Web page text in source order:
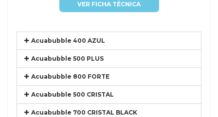
VER FICHA TÉCNICA
Acuabubble 400 AZUL
Acuabubble 500 PLUS
Acuabubble 800 FORTE
Acuabubble 500 CRISTAL
Acuabubble 700 CRISTAL BLACK